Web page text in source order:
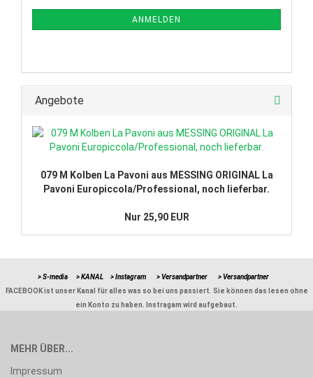
NEWSLETTER-
ANMELDEN
Angebote
079 M Kolben La Pavoni aus MESSING ORIGINAL La
Pavoni Europiccola/Professional, noch lieferbar.
Nur 25,90 EUR
> S-media > KANAL > Instagram > Versandpartner
> Versandpartner
FACEBOOK ist unser Kanal für alles was so bei uns passiert. Sie können das lesen ohne
ein Konto zu haben. Instragam wird aufgebaut.
MEHR ÜBER...
Impressum